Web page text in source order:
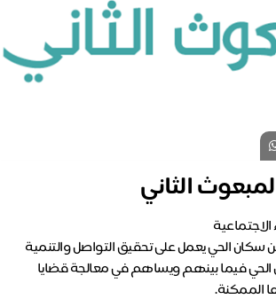
الثاني
الحي يعمل على تحقيق التواصل والتنمية
الحي فيما بينهم ويساهم في معالجة قضايا
الممكنة.